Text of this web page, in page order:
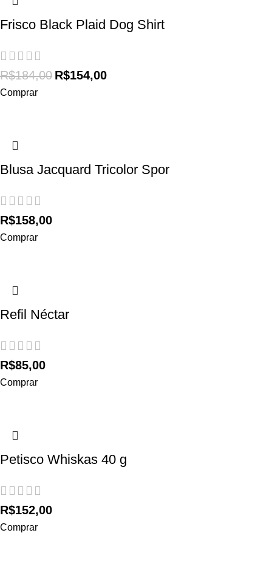
Frisco Black Plaid Dog Shirt
R$184,00 R$154,00
Comprar
Blusa Jacquard Tricolor Spor
R$158,00
Comprar
Refil Néctar
R$85,00
Comprar
Petisco Whiskas 40 g
R$152,00
Comprar